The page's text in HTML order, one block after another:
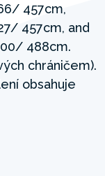
457cm,
457cm, and
488cm.
chráničem).
obsahuje